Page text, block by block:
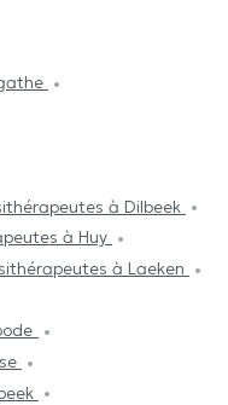
à Dilbeek
à Huy
à Laeken